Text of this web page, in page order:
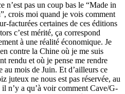
n’est pas un coup bas le “Made in
”, crois moi quand je vois comment
facturées certaines de ces éditions
c’est mérité, ça correspond
à une réalité économique. Je
contre la Chine où je me suis
rendu et où je pense me rendre
au mois de Juin. Et d’ailleurs ce
juteux ne nous est pas réservée, au
il n’y a qu’à voir comment Cave/G-